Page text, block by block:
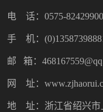
电 话：0575-82429900
手 机：
邮 箱：
网 址：
地 址：浙江省绍兴市